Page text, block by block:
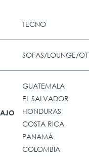
TECNO
SOFAS/LOUNGE/
GUATEMALA
EL SALVADOR
HONDURAS
COSTA RICA
PANAMÁ
COLOMBIA